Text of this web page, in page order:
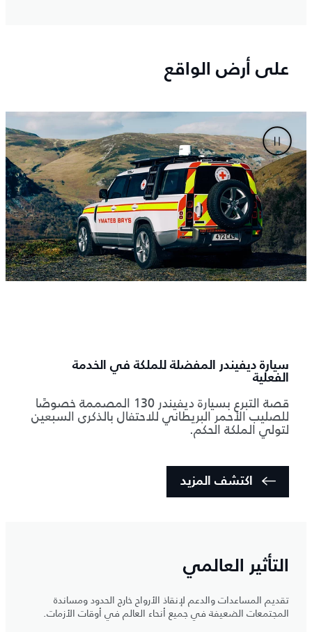
على أرض الواقع
سيارة ديفيندر المفضلة للملكة في الخدمة
الفعلية
قصة التبرع بسيارة ديفيندر 130 المصممة خصوصًا
للصليب الأحمر البريطاني للاحتفال بالذكرى السبعين
لتولي الملكة الحكم.
اكتشف المزيد
التأثير العالمي
تقديم المساعدات والدعم لإنقاذ الأرواح خارج الحدود ومساندة
المجتمعات الضعيفة في جميع أنحاء العالم في أوقات الأزمات.